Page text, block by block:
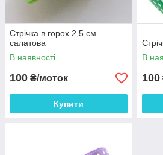
Стрічка в горох 2,5 см
салатова
В наявності
100 ₴/моток
Купити
В
100